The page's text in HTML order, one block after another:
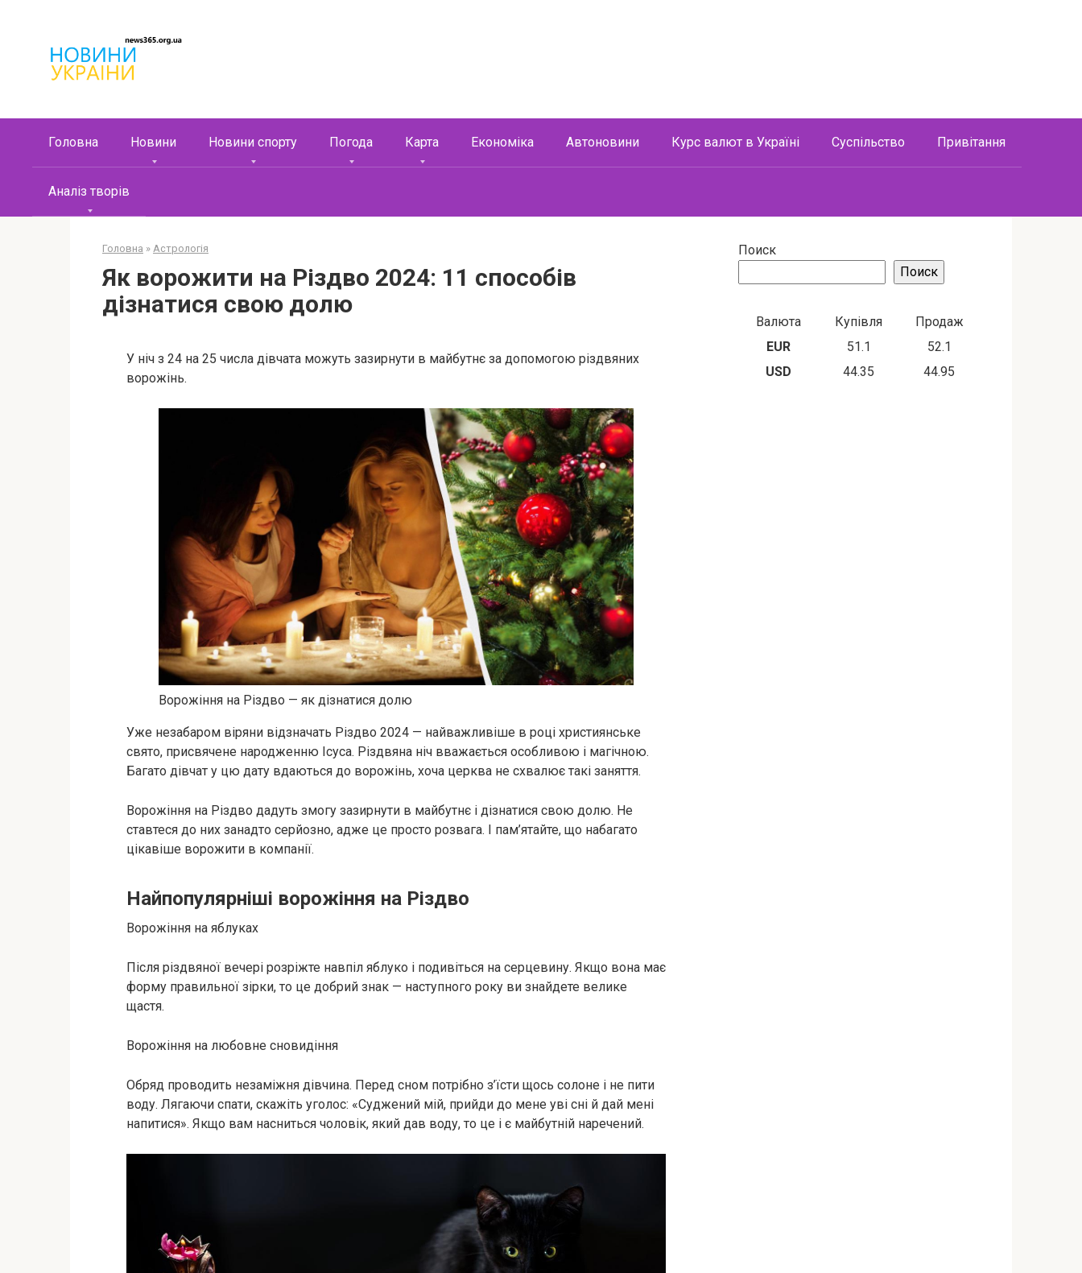
контенту
Головна Новини Новини спорту Погода Карта Економіка Автоновини Курс валют в Україні Суспільство Привітання
Аналіз творів
Головна » Астрологія
Як ворожити на Різдво 2024: 11 способів
дізнатися свою долю
У ніч з 24 на 25 числа дівчата можуть зазирнути в майбутнє за допомогою різдвяних
ворожінь.
Ворожіння на Різдво — як дізнатися долю
Уже незабаром віряни відзначать Різдво 2024 — найважливіше в році християнське
свято, присвячене народженню Ісуса. Різдвяна ніч вважається особливою і магічною.
Багато дівчат у цю дату вдаються до ворожінь, хоча церква не схвалює такі заняття.
Ворожіння на Різдво дадуть змогу зазирнути в майбутнє і дізнатися свою долю. Не
ставтеся до них занадто серйозно, адже це просто розвага. І пам’ятайте, що набагато
цікавіше ворожити в компанії.
Найпопулярніші ворожіння на Різдво
Ворожіння на яблуках
Після різдвяної вечері розріжте навпіл яблуко і подивіться на серцевину. Якщо вона має
форму правильної зірки, то це добрий знак — наступного року ви знайдете велике
щастя.
Ворожіння на любовне сновидіння
Обряд проводить незаміжня дівчина. Перед сном потрібно з’їсти щось солоне і не пити
воду. Лягаючи спати, скажіть уголос: «Суджений мій, прийди до мене уві сні й дай мені
напитися». Якщо вам насниться чоловік, який дав воду, то це і є майбутній наречений.
Поиск
Поиск
Валюта Купівля
Продаж
EUR
51.1
52.1
USD
44.35 44.95